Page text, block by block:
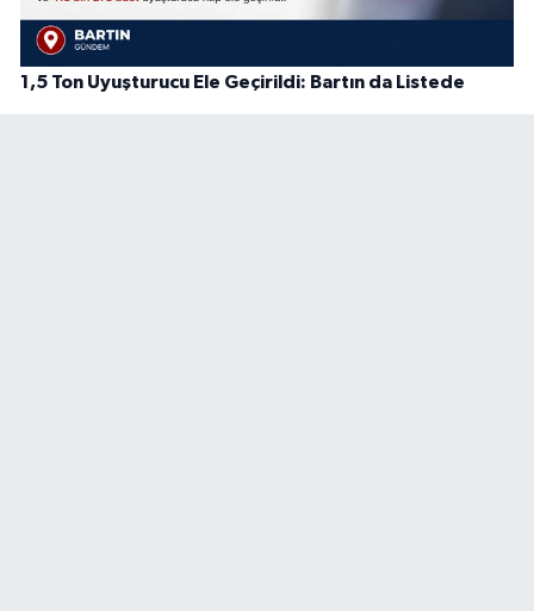
1,5 Ton Uyuşturucu Ele Geçirildi: Bartın da Listede